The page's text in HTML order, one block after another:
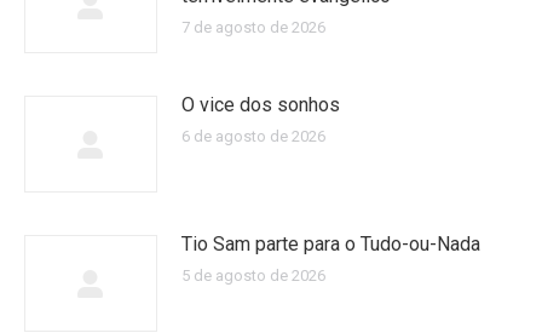
7 de agosto de 2026
O vice dos sonhos
6 de agosto de 2026
Tio Sam parte para o Tudo-ou-Nada
5 de agosto de 2026